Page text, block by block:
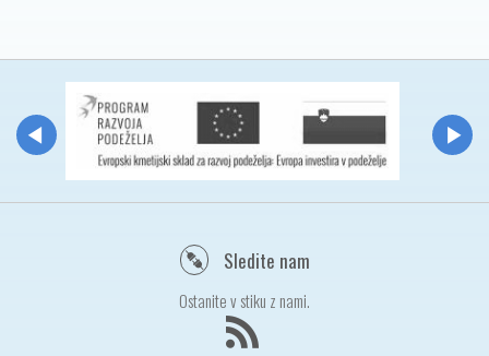
Sledite nam
Ostanite v stiku z nami.